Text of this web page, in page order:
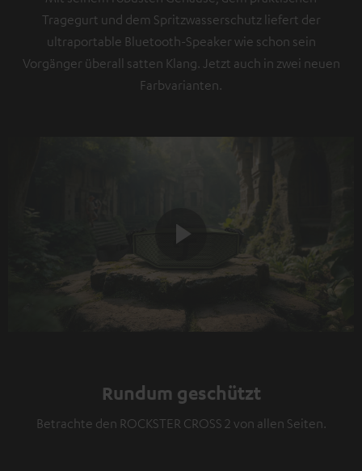
Tragegurt und dem Spritzwasserschutz liefert der
ultraportable Bluetooth-Speaker wie schon sein
Vorgänger überall satten Klang. Jetzt auch in zwei neuen
Farbvarianten.
Play
Rundum geschützt
Betrachte den ROCKSTER CROSS 2 von allen Seiten.